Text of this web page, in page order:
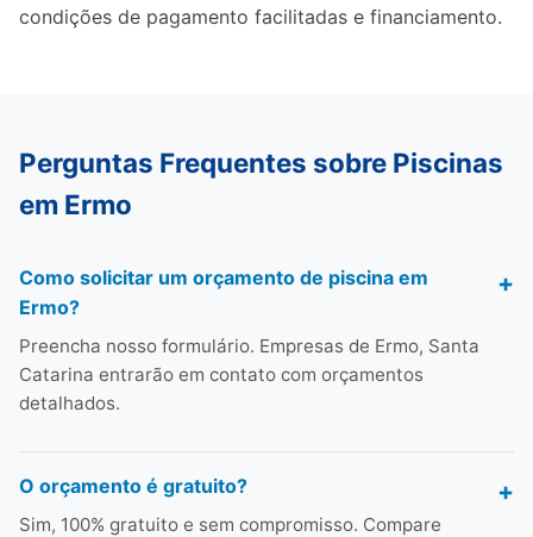
condições de pagamento facilitadas e financiamento.
Perguntas Frequentes sobre Piscinas
em Ermo
Como solicitar um orçamento de piscina em
Ermo?
Preencha nosso formulário. Empresas de Ermo, Santa
Catarina entrarão em contato com orçamentos
detalhados.
O orçamento é gratuito?
Sim, 100% gratuito e sem compromisso. Compare